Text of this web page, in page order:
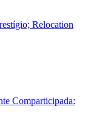
Relocation
Comparticipada: